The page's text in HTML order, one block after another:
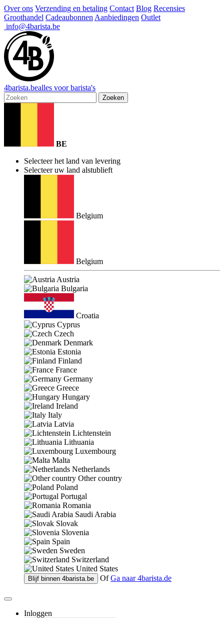
Over ons Verzending en betaling Contact Blog Recensies
Groothandel Cadeaubonnen Aanbiedingen Outlet
info@4barista.be
4barista.bealles voor barista's
Zoeken
BE
Selecteer het land van levering
Selecteer uw land alstublieft
Belgium
Belgium
Austria
Bulgaria
Croatia
Cyprus
Czech
Denmark
Estonia
Finland
France
Germany
Greece
Hungary
Ireland
Italy
Latvia
Lichtenstein
Lithuania
Luxembourg
Malta
Netherlands
Other country
Poland
Portugal
Romania
Saudi Arabia
Slovak
Slovenia
Spain
Sweden
Switzerland
United States
Blijf binnen 4barista.be Of Ga naar4barista.de
Inloggen